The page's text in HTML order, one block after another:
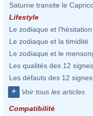
Saturne transite le
Lifestyle
Le zodiaque et l'hésitation
Le zodiaque et la timidité
Le zodiaque et le
Les qualités des 12 signes
Les défauts des 12 signes
+ Voir tous les articles
Compatibilité